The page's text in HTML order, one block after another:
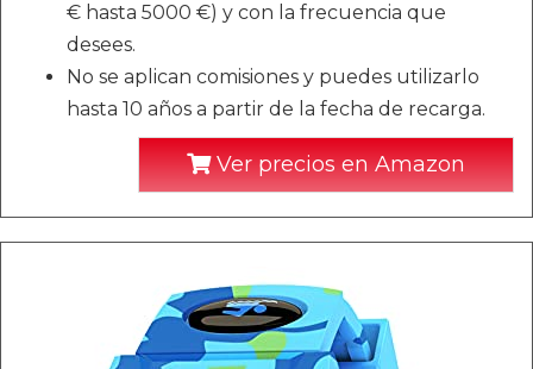
€ hasta 5000 €) y con la frecuencia que
desees.
No se aplican comisiones y puedes utilizarlo
hasta 10 años a partir de la fecha de recarga.
Ver precios en Amazon